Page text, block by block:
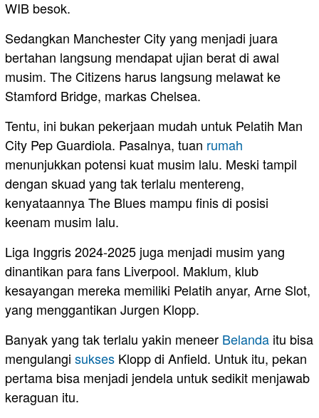
WIB besok.
Sedangkan Manchester City yang menjadi juara
bertahan langsung mendapat ujian berat di awal
musim. The Citizens harus langsung melawat ke
Stamford Bridge, markas Chelsea.
Tentu, ini bukan pekerjaan mudah untuk Pelatih Man
City Pep Guardiola. Pasalnya, tuan rumah
menunjukkan potensi kuat musim lalu. Meski tampil
dengan skuad yang tak terlalu mentereng,
kenyataannya The Blues mampu finis di posisi
keenam musim lalu.
Liga Inggris 2024-2025 juga menjadi musim yang
dinantikan para fans Liverpool. Maklum, klub
kesayangan mereka memiliki Pelatih anyar, Arne Slot,
yang menggantikan Jurgen Klopp.
Banyak yang tak terlalu yakin meneer Belanda itu bisa
mengulangi sukses Klopp di Anfield. Untuk itu, pekan
pertama bisa menjadi jendela untuk sedikit menjawab
keraguan itu.